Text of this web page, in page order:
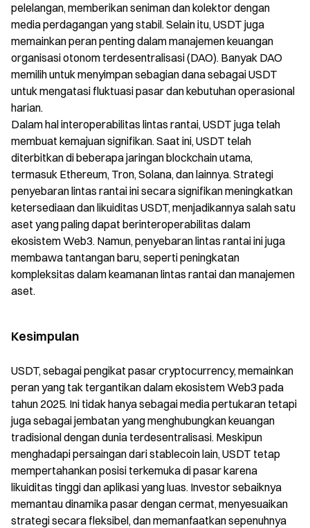
pelelangan, memberikan seniman dan kolektor dengan
media perdagangan yang stabil. Selain itu, USDT juga
memainkan peran penting dalam manajemen keuangan
organisasi otonom terdesentralisasi (DAO). Banyak DAO
memilih untuk menyimpan sebagian dana sebagai USDT
untuk mengatasi fluktuasi pasar dan kebutuhan operasional
harian.
Dalam hal interoperabilitas lintas rantai, USDT juga telah
membuat kemajuan signifikan. Saat ini, USDT telah
diterbitkan di beberapa jaringan blockchain utama,
termasuk Ethereum, Tron, Solana, dan lainnya. Strategi
penyebaran lintas rantai ini secara signifikan meningkatkan
ketersediaan dan likuiditas USDT, menjadikannya salah satu
aset yang paling dapat berinteroperabilitas dalam
ekosistem Web3. Namun, penyebaran lintas rantai ini juga
membawa tantangan baru, seperti peningkatan
kompleksitas dalam keamanan lintas rantai dan manajemen
aset.
Kesimpulan
USDT, sebagai pengikat pasar cryptocurrency, memainkan
peran yang tak tergantikan dalam ekosistem Web3 pada
tahun 2025. Ini tidak hanya sebagai media pertukaran tetapi
juga sebagai jembatan yang menghubungkan keuangan
tradisional dengan dunia terdesentralisasi. Meskipun
menghadapi persaingan dari stablecoin lain, USDT tetap
mempertahankan posisi terkemuka di pasar karena
likuiditas tinggi dan aplikasi yang luas. Investor sebaiknya
memantau dinamika pasar dengan cermat, menyesuaikan
strategi secara fleksibel, dan memanfaatkan sepenuhnya